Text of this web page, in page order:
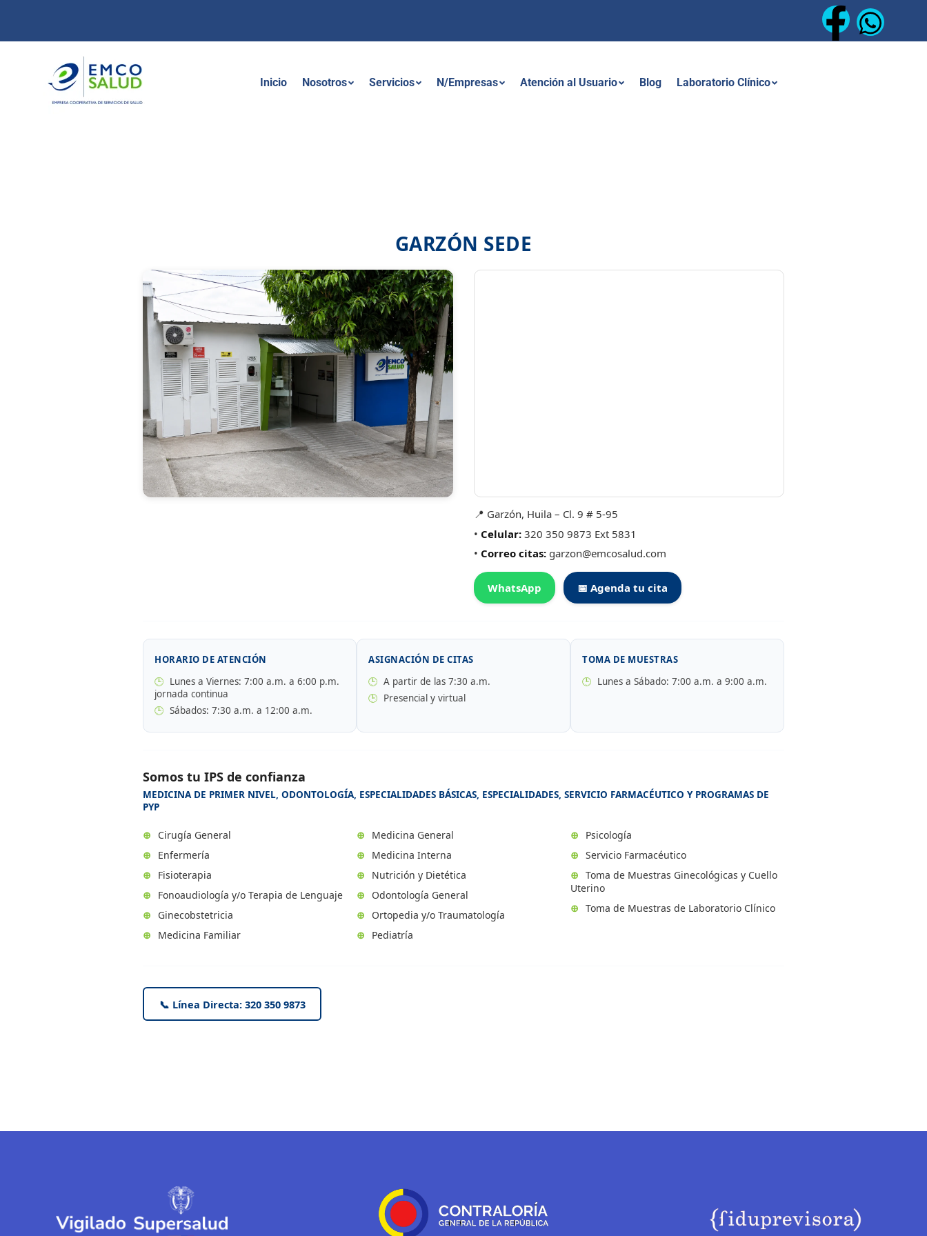
Inicio Nosotros Servicios N/Empresas Atención al Usuario Blog Laboratorio Clínico
GARZÓN SEDE
📍 Garzón, Huila – Cl. 9 # 5-95
• Celular: 320 350 9873 Ext 5831
• Correo citas: garzon@emcosalud.com
WhatsApp 📅 Agenda tu cita
HORARIO DE ATENCIÓN
🕒 Lunes a Viernes: 7:00 a.m. a 6:00 p.m.
jornada continua
🕒 Sábados: 7:30 a.m. a 12:00 a.m.
ASIGNACIÓN DE CITAS
🕒 A partir de las 7:30 a.m.
🕒 Presencial y virtual
TOMA DE MUESTRAS
🕒 Lunes a Sábado: 7:00 a.m. a 9:00 a.m.
Somos tu IPS de confianza
MEDICINA DE PRIMER NIVEL, ODONTOLOGÍA, ESPECIALIDADES BÁSICAS, ESPECIALIDADES, SERVICIO FARMACÉUTICO Y PROGRAMAS DE
PYP
⊕
Cirugía General
⊕
Enfermería
⊕
Fisioterapia
⊕
Fonoaudiología y/o Terapia de Lenguaje
⊕
Ginecobstetricia
⊕
Medicina Familiar
⊕
Medicina General
⊕
Medicina Interna
⊕
Nutrición y Dietética
⊕
Odontología General
⊕
Ortopedia y/o Traumatología
⊕
Pediatría
⊕
Psicología
⊕ Servicio Farmacéutico
⊕ Toma de Muestras Ginecológicas y Cuello
Uterino
⊕ Toma de Muestras de Laboratorio Clínico
📞 Línea Directa: 320 350 9873